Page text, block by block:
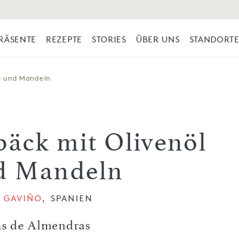
REZEPTE STORIES ÜBER UNS STANDORTE
Mandeln
mit Olivenöl
Mandeln
de Almendras
GAVIÑO, SPANIEN